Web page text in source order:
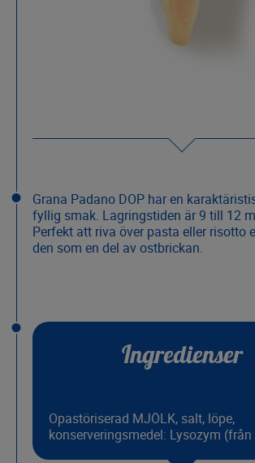
Grana Padano DOP har en
fyllig smak. Lagringstiden är 9 till 12
Perfekt att riva över pasta eller risotto
den som en del av ostbrickan.
Ingredienser
Opastöriserad MJÖLK, salt, löpe,
konserveringsmedel: Lysozym (från